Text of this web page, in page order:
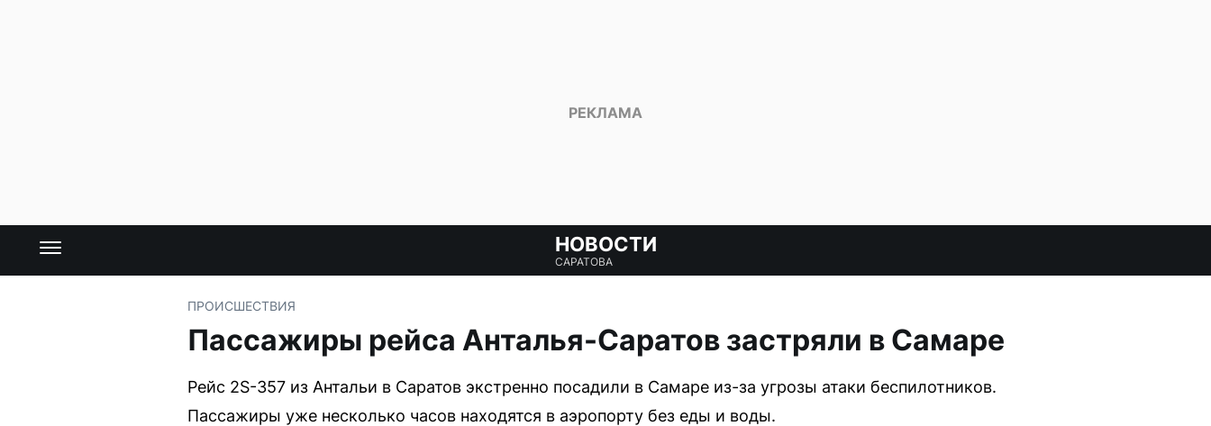
НОВОСТИ
САРАТОВА
ПРОИСШЕСТВИЯ
Пассажиры рейса Анталья-Саратов застряли в Самаре
Рейс 2S-357 из Антальи в Саратов экстренно посадили в Самаре из-за угрозы атаки беспилотников.
Пассажиры уже несколько часов находятся в аэропорту без еды и воды.